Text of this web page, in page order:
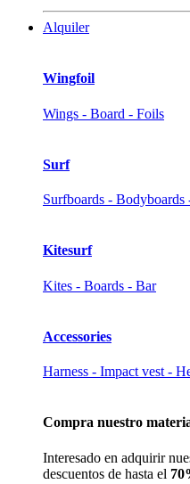
Alquiler
Wingfoil
Wings - Board - Foils
Surf
Surfboards - Bodyboards
Kitesurf
Kites - Boards - Bar
Accessories
Harness - Impact vest -
Compra nuestro
Interesado en adquirir
descuentos de hasta el